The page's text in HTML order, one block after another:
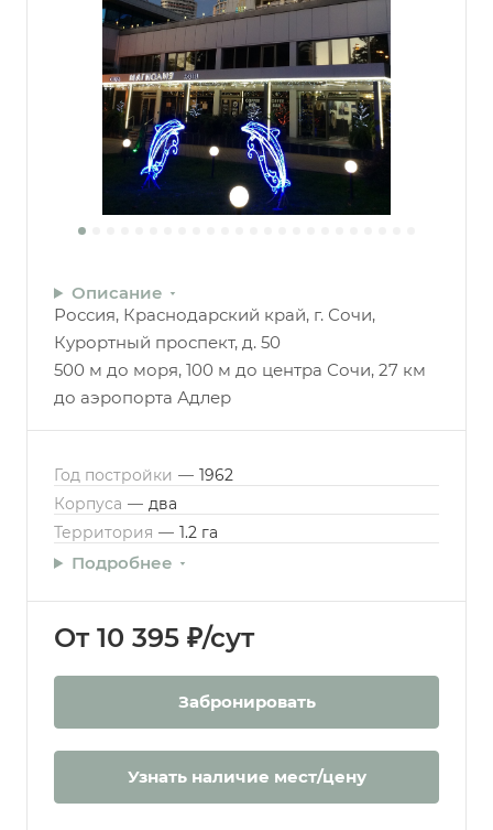
Описание
Россия, Краснодарский край, г. Сочи,
Курортный проспект, д. 50
500 м до моря, 100 м до центра Сочи, 27 км
до аэропорта Адлер
Год постройки — 1962
Корпуса — два
Территория — 1.2 га
Подробнее
От 10 395 ₽/сут
Забронировать
Узнать наличие мест/цену